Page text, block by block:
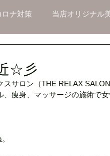
ロナ対策 当店オリジナル
朝活オープン インナ
リケートなお肌に
☆彡
サロン（THE RELAX SALON
痩身、マッサージの施術で